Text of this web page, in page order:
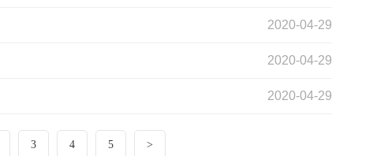
2020-04-29
2020-04-29
2020-04-29
3 4 5 >